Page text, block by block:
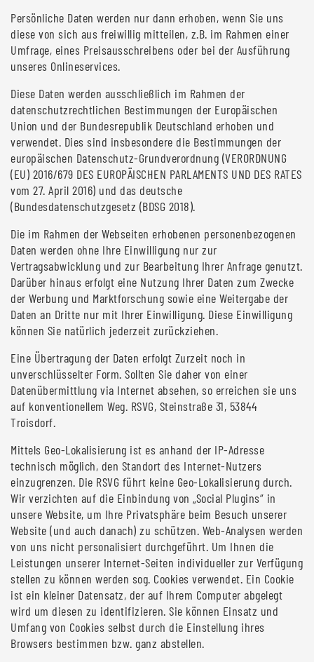
Persönliche Daten werden nur dann erhoben, wenn Sie uns
diese von sich aus freiwillig mitteilen, z.B. im Rahmen einer
Umfrage, eines Preisausschreibens oder bei der Ausführung
unseres Onlineservices.
Diese Daten werden ausschließlich im Rahmen der
datenschutzrechtlichen Bestimmungen der Europäischen
Union und der Bundesrepublik Deutschland erhoben und
verwendet. Dies sind insbesondere die Bestimmungen der
europäischen Datenschutz-Grundverordnung (VERORDNUNG
(EU) 2016/679 DES EUROPÄISCHEN PARLAMENTS UND DES RATES
vom 27. April 2016) und das deutsche
(Bundesdatenschutzgesetz (BDSG 2018).
Die im Rahmen der Webseiten erhobenen personenbezogenen
Daten werden ohne Ihre Einwilligung nur zur
Vertragsabwicklung und zur Bearbeitung Ihrer Anfrage genutzt.
Darüber hinaus erfolgt eine Nutzung Ihrer Daten zum Zwecke
der Werbung und Marktforschung sowie eine Weitergabe der
Daten an Dritte nur mit Ihrer Einwilligung. Diese Einwilligung
können Sie natürlich jederzeit zurückziehen.
Eine Übertragung der Daten erfolgt Zurzeit noch in
unverschlüsselter Form. Sollten Sie daher von einer
Datenübermittlung via Internet absehen, so erreichen sie uns
auf konventionellem Weg. RSVG, Steinstraße 31, 53844
Troisdorf.
Mittels Geo-Lokalisierung ist es anhand der IP-Adresse
technisch möglich, den Standort des Internet-Nutzers
einzugrenzen. Die RSVG führt keine Geo-Lokalisierung durch.
Wir verzichten auf die Einbindung von „Social Plugins“ in
unsere Website, um Ihre Privatsphäre beim Besuch unserer
Website (und auch danach) zu schützen. Web-Analysen werden
von uns nicht personalisiert durchgeführt. Um Ihnen die
Leistungen unserer Internet-Seiten individueller zur Verfügung
stellen zu können werden sog. Cookies verwendet. Ein Cookie
ist ein kleiner Datensatz, der auf Ihrem Computer abgelegt
wird um diesen zu identifizieren. Sie können Einsatz und
Umfang von Cookies selbst durch die Einstellung ihres
Browsers bestimmen bzw. ganz abstellen.